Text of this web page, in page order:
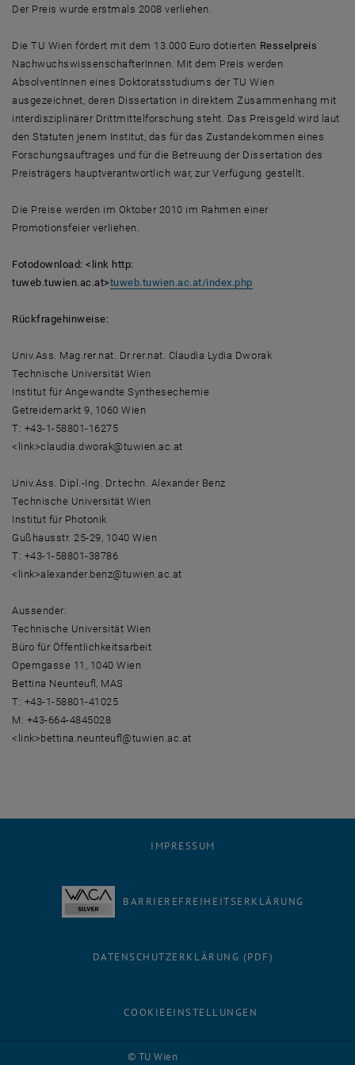
Der Preis wurde erstmals 2008 verliehen.
Die TU Wien fördert mit dem 13.000 Euro dotierten Resselpreis
NachwuchswissenschafterInnen. Mit dem Preis werden
AbsolventInnen eines Doktoratsstudiums der TU Wien
ausgezeichnet, deren Dissertation in direktem Zusammenhang mit
interdisziplinärer Drittmittelforschung steht. Das Preisgeld wird laut
den Statuten jenem Institut, das für das Zustandekommen eines
Forschungsauftrages und für die Betreuung der Dissertation des
Preisträgers hauptverantwortlich war, zur Verfügung gestellt.
Die Preise werden im Oktober 2010 im Rahmen einer
Promotionsfeier verliehen.
Fotodownload: <link http:
tuweb.tuwien.ac.at>tuweb.tuwien.ac.at/index.php
Rückfragehinweise:
Univ.Ass. Mag.rer.nat. Dr.rer.nat. Claudia Lydia Dworak
Technische Universität Wien
Institut für Angewandte Synthesechemie
Getreidemarkt 9, 1060 Wien
T: +43-1-58801-16275
<link>claudia.dworak@tuwien.ac.at
Univ.Ass. Dipl.-Ing. Dr.techn. Alexander Benz
Technische Universität Wien
Institut für Photonik
Gußhausstr. 25-29, 1040 Wien
T: +43-1-58801-38786
<link>alexander.benz@tuwien.ac.at
Aussender:
Technische Universität Wien
Büro für Öffentlichkeitsarbeit
Operngasse 11, 1040 Wien
Bettina Neunteufl, MAS
T: +43-1-58801-41025
M: +43-664-4845028
<link>bettina.neunteufl@tuwien.ac.at
© TU Wien
IMPRESSUM
BARRIEREFREIHEITSERKLÄRUNG
DATENSCHUTZERKLÄRUNG (PDF)
COOKIEEINSTELLUNGEN